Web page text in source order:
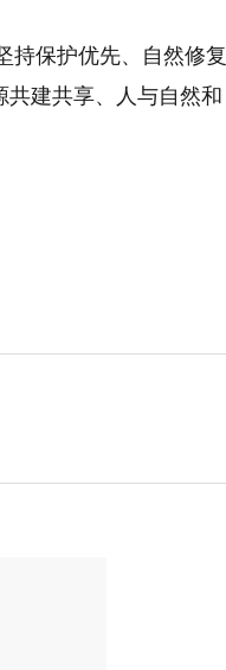
持保护优先、自然修复
建共享、人与自然和